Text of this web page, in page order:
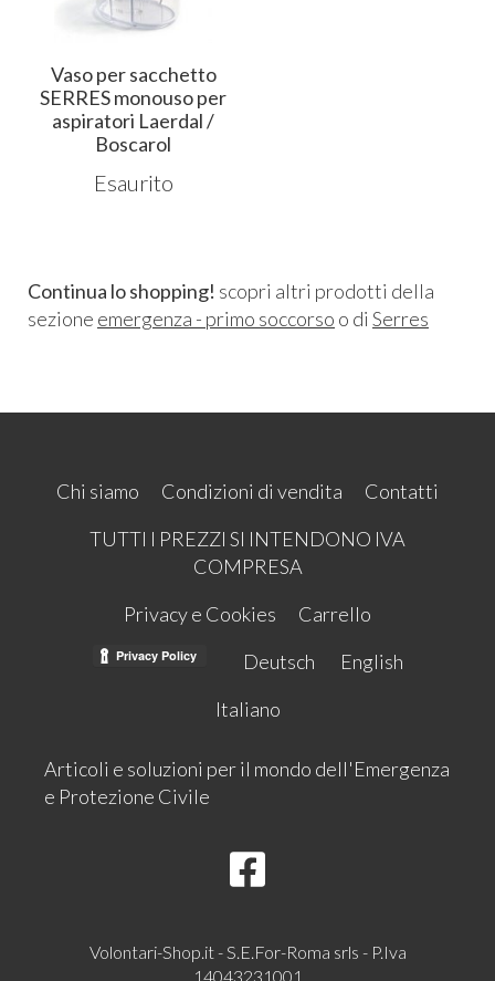
Vaso per sacchetto
SERRES monouso per
aspiratori Laerdal /
Boscarol
Esaurito
Continua lo shopping! scopri altri prodotti della
sezione emergenza - primo soccorso o di Serres
Chi siamo Condizioni di vendita
Contatti
TUTTI I PREZZI SI INTENDONO IVA
COMPRESA
Privacy e Cookies
Carrello
Deutsch
English
Italiano
Articoli e soluzioni per il mondo dell'Emergenza
e Protezione Civile
Volontari-Shop.it - S.E.For-Roma srls - P.Iva
14043231001